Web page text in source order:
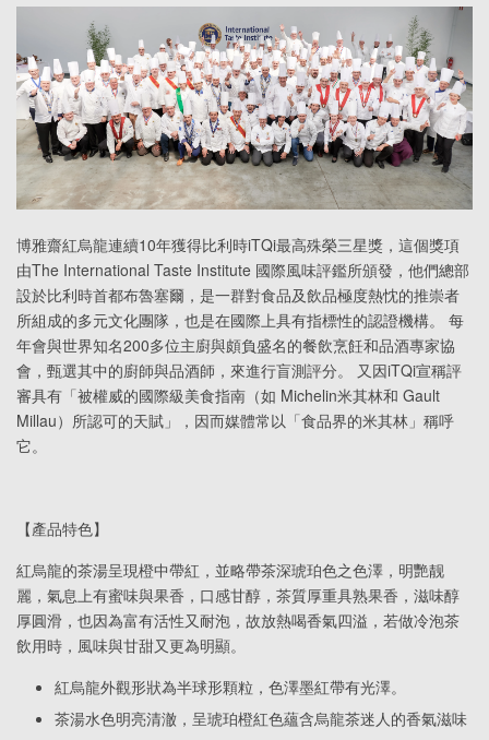
博雅齋紅烏龍連續10年獲得比利時iTQi最高殊榮三星獎，這個獎項
由The International Taste Institute 國際風味評鑑所頒發，他們總部
設於比利時首都布魯塞爾，是一群對食品及飲品極度熱忱的推崇者
所組成的多元文化團隊，也是在國際上具有指標性的認證機構。 每
年會與世界知名200多位主廚與頗負盛名的餐飲烹飪和品酒專家協
會，甄選其中的廚師與品酒師，來進行盲測評分。 又因iTQi宣稱評
審具有「被權威的國際級美食指南（如 Michelin米其林和 Gault
Millau）所認可的天賦」，因而媒體常以「食品界的米其林」稱呼
它。
【產品特色】
紅烏龍的茶湯呈現橙中帶紅，並略帶茶深琥珀色之色澤，明艷靓
麗，氣息上有蜜味與果香，口感甘醇，茶質厚重具熟果香，滋味醇
厚圓滑，也因為富有活性又耐泡，故放熱喝香氣四溢，若做冷泡茶
飲用時，風味與甘甜又更為明顯。
紅烏龍外觀形狀為半球形顆粒，色澤墨紅帶有光澤。
茶湯水色明亮清澈，呈琥珀橙紅色蘊含烏龍茶迷人的香氣滋味